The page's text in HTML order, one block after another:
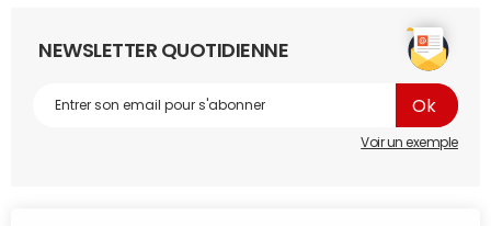
NEWSLETTER QUOTIDIENNE
Voir un exemple